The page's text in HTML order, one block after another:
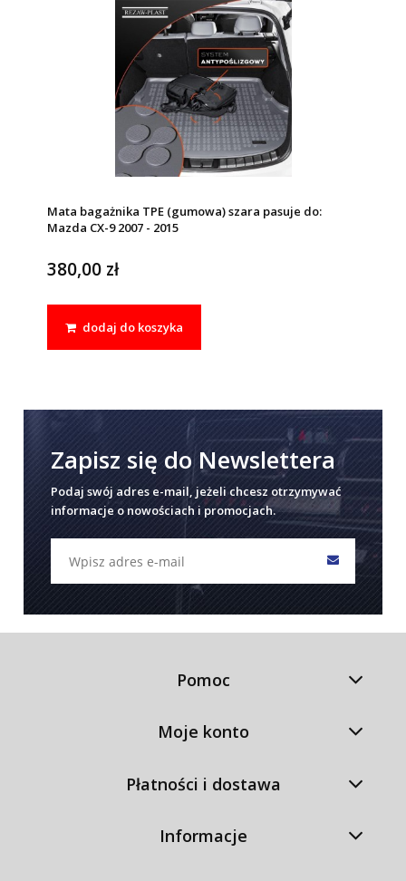
Mata bagażnika TPE (gumowa) szara pasuje do:
Mazda CX-9 2007 - 2015
380,00 zł
dodaj do koszyka
Zapisz się do Newslettera
Podaj swój adres e-mail, jeżeli chcesz otrzymywać
informacje o nowościach i promocjach.
Pomoc
Moje konto
Płatności i dostawa
Informacje